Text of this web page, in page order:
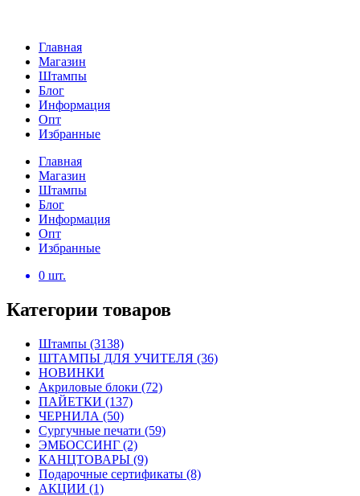
Главная
Магазин
Штампы
Блог
Информация
Опт
Избранные
Главная
Магазин
Штампы
Блог
Информация
Опт
Избранные
0 шт.
Категории товаров
Штампы (3138)
ШТАМПЫ ДЛЯ УЧИТЕЛЯ (36)
НОВИНКИ
Акриловые блоки (72)
ПАЙЕТКИ (137)
ЧЕРНИЛА (50)
Сургучные печати (59)
ЭМБОССИНГ (2)
КАНЦТОВАРЫ (9)
Подарочные сертификаты (8)
АКЦИИ (1)